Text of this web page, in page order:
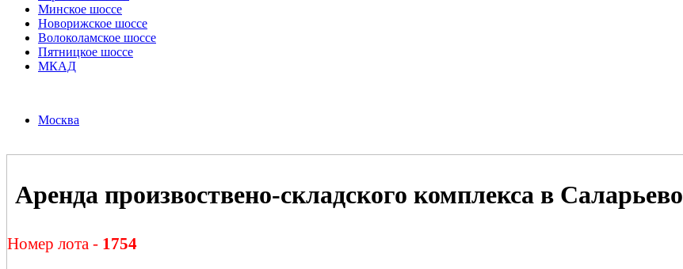
Минское шоссе
Новорижское шоссе
Волоколамское шоссе
Пятницкое шоссе
МКАД
Москва
Аренда произвоствено-складского комплекса в Саларьево
Номер лота - 1754